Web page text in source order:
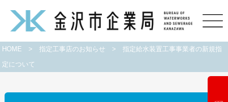
HOME >指定工事店のお知らせ >指定給水装置工事事業者の新規指
定について